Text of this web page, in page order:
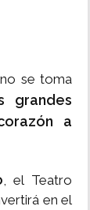
se toma
grandes
a
, el Teatro
en el